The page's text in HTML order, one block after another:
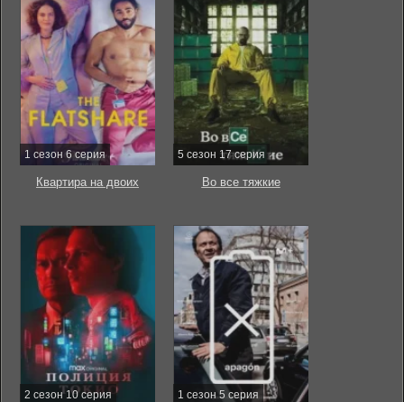
1 сезон 6 серия
Квартира на двоих
5 сезон 17 серия
Во все тяжкие
2 сезон 10 серия 1 сезон 5 серия